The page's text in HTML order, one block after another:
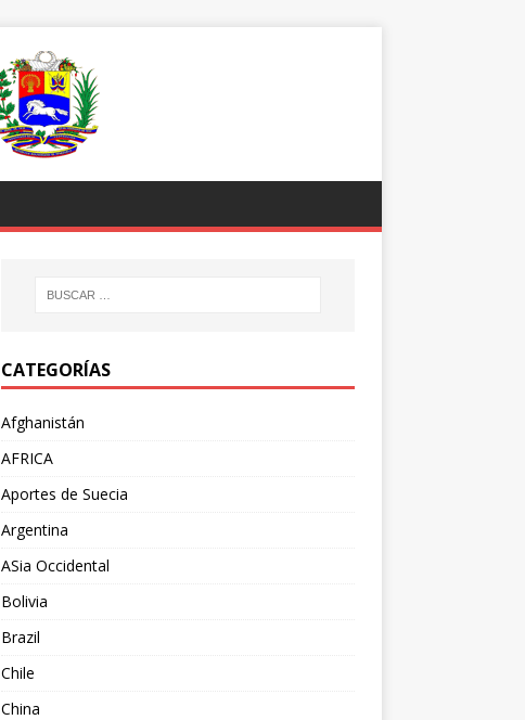
CATEGORÍAS
Afghanistán
AFRICA
Aportes de Suecia
Argentina
ASia Occidental
Bolivia
Brazil
Chile
China